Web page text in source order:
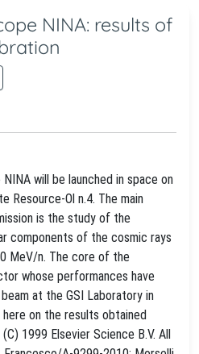
NINA: results of
will be launched in space on
Resource-Ol n.4. The main
is the study of the
components of the cosmic rays
MeV/n. The core of the
whose performances have
at the GSI Laboratory in
on the results obtained
1999 Elsevier Science B.V. All